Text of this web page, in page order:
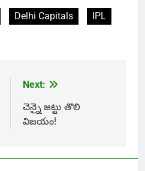
Delhi Capitals
IPL
Next:
చెన్నై జట్టు తొలి
విజయం!